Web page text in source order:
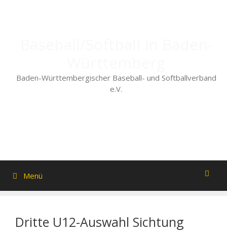
Baden-Württembergischer Baseball- und Softballverband
e.V.
Menü
Dritte U12-Auswahl Sichtung